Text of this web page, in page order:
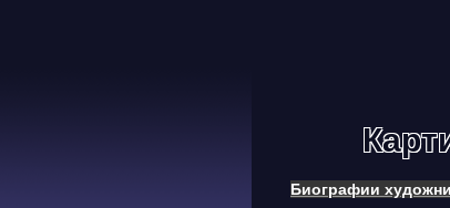
Биографии